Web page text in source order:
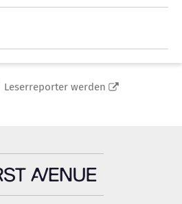
Leserreporter werden